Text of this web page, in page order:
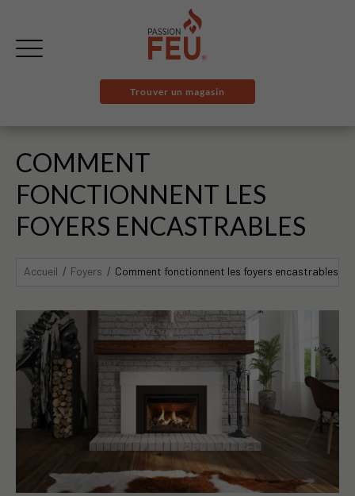
Trouver un magasin
COMMENT
FONCTIONNENT LES
FOYERS ENCASTRABLES
Accueil Foyers Comment fonctionnent les foyers encastrables